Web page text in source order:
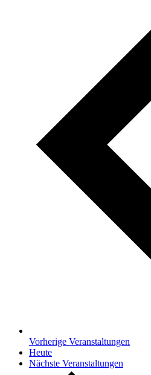
Vorherige Veranstaltungen
Heute
Nächste Veranstaltungen